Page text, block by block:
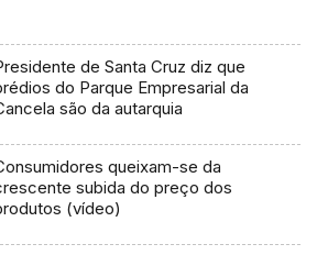
de Santa Cruz diz que
do Parque Empresarial da
são da autarquia
queixam-se da
subida do preço dos
(vídeo)